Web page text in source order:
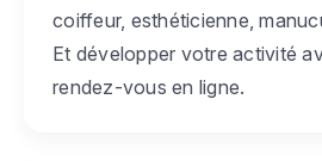
coiffeur, esthéticienne,
Et développer votre activité
rendez-vous en ligne.